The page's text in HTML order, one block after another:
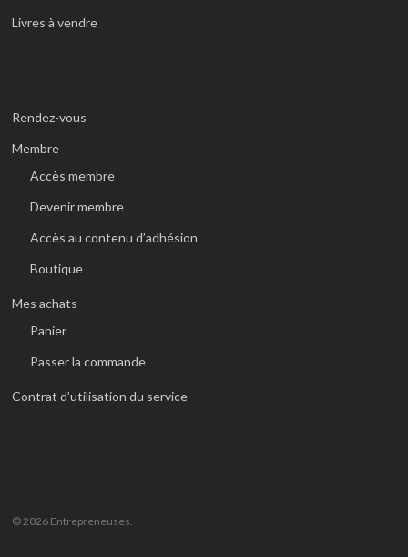
Livres à vendre
Rendez-vous
Membre
Accès membre
Devenir membre
Accès au contenu d’adhésion
Boutique
Mes achats
Panier
Passer la commande
Contrat d’utilisation du service
© 2026 Entrepreneuses.